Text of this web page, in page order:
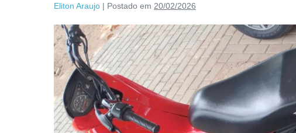
Eliton Araujo | Postado em 20/02/2026